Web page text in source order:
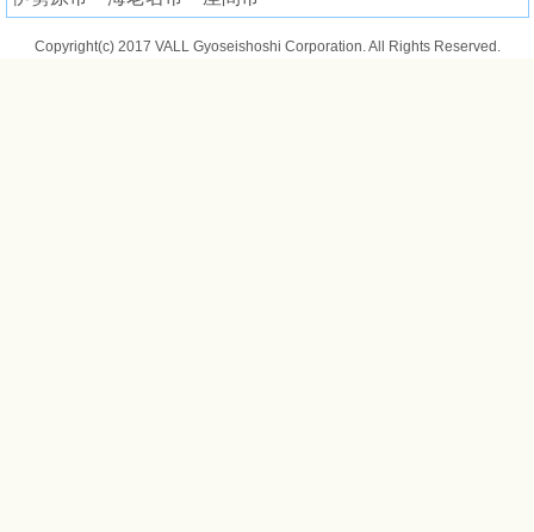
Copyright(c) 2017 VALL Gyoseishoshi Corporation. All Rights Reserved.